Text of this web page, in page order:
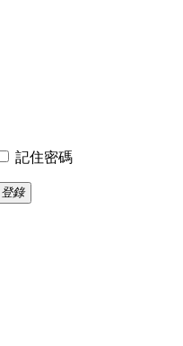
記住密碼
登錄